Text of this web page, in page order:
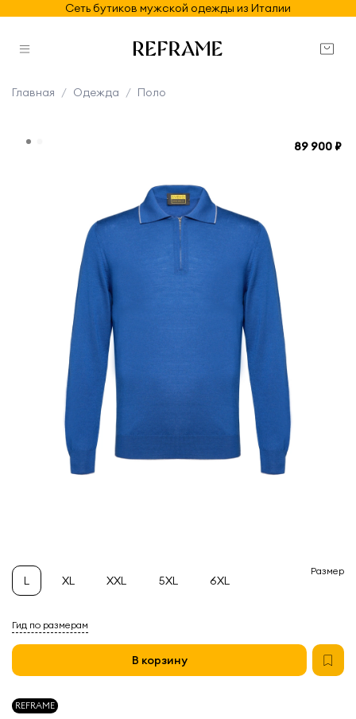
Сеть бутиков мужской одежды из Италии
Главная Одежда Поло
REFRAME
89 900 ₽
Гид по размерам
В корзину
Размер
L XL XXL 5XL 6XL